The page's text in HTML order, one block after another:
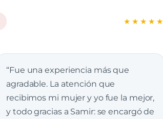
★★★★★
“Fue una experiencia más que
agradable. La atención que
recibimos mi mujer y yo fue la mejor,
y todo gracias a Samir: se encargó de